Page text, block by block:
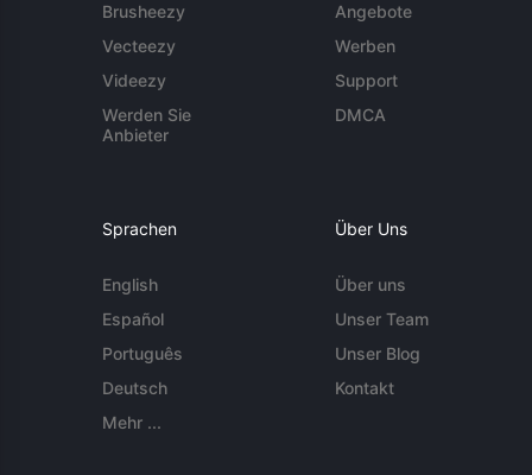
Brusheezy
Vecteezy
Videezy
Werden Sie
Anbieter
Angebote
Werben
Support
DMCA
Sprachen
English
Español
Português
Deutsch
Mehr ...
Über Uns
Über uns
Unser Team
Unser Blog
Kontakt